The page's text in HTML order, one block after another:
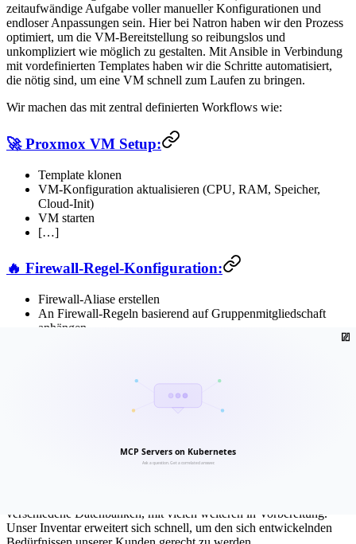
zeitaufwändige Aufgabe voller manueller Konfigurationen und
endloser Anpassungen sein. Hier bei Natron haben wir den Prozess
optimiert, um die VM-Bereitstellung so reibungslos und
unkompliziert wie möglich zu gestalten. Mit Ansible in Verbindung
mit vordefinierten Templates haben wir die Schritte automatisiert,
die nötig sind, um eine VM schnell zum Laufen zu bringen.
Wir machen das mit zentral definierten Workflows wie:
🚀 Proxmox VM Setup:
Template klonen
VM-Konfiguration aktualisieren (CPU, RAM, Speicher,
Cloud-Init)
VM starten
[…]
🔥 Firewall-Regel-Konfiguration:
Firewall-Aliase erstellen
An Firewall-Regeln basierend auf Gruppenmitgliedschaft
anhängen
📦 Kubernetes Cluster Setup:
Kubernetes Controlplane bootstrappen
verschiedene Datenbanken, mit vielen weiteren in Vorbereitung.
Unser Inventar erweitert sich schnell, um den sich entwickelnden